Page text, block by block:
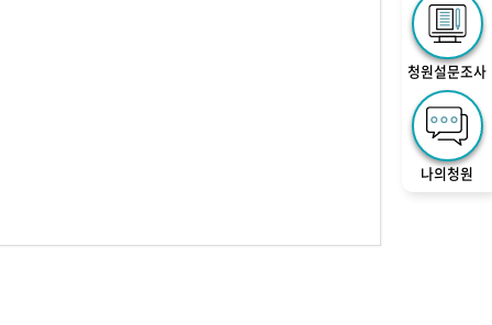
청원설문조사
나의청원